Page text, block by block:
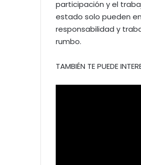
participación y el
estado solo pueden
responsabilidad y
rumbo.
TAMBIÉN TE PUEDE